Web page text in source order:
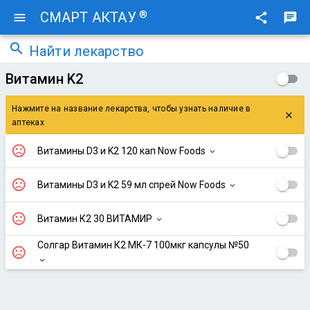
menu СМАРТ АКТАУ ® share chat
search Найти лекарство
Витамин K2
Нажмите на название лекарства, чтобы узнать наличие в
аптеках
close
sentiment_very_dissatisfied Витамины D3 и K2 120 кап Now Foods expand_more
sentiment_very_dissatisfied Витамины D3 и K2 59 мл спрей Now Foods expand_more
sentiment_very_dissatisfied Витамин К2 30 ВИТАМИР expand_more
sentiment_very_dissatisfied Солгар Витамин К2 МК-7 100мкг капсулы №50
expand_more